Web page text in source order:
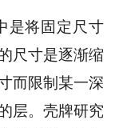
是将固定尺寸
尺寸是逐渐缩
而限制某一深
层。壳牌研究